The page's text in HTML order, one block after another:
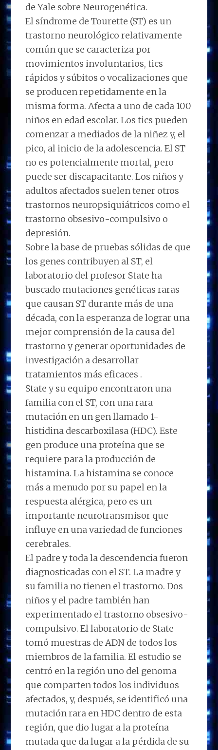
de Yale sobre Neurogenética.
El síndrome de Tourette (ST) es un
trastorno neurológico relativamente
común que se caracteriza por
movimientos involuntarios, tics
rápidos y súbitos o vocalizaciones que
se producen repetidamente en la
misma forma. Afecta a uno de cada 100
niños en edad escolar. Los tics pueden
comenzar a mediados de la niñez y, el
pico, al inicio de la adolescencia. El ST
no es potencialmente mortal, pero
puede ser discapacitante. Los niños y
adultos afectados suelen tener otros
trastornos neuropsiquiátricos como el
trastorno obsesivo-compulsivo o
depresión.
Sobre la base de pruebas sólidas de que
los genes contribuyen al ST, el
laboratorio del profesor State ha
buscado mutaciones genéticas raras
que causan ST durante más de una
década, con la esperanza de lograr una
mejor comprensión de la causa del
trastorno y generar oportunidades de
investigación a desarrollar
tratamientos más eficaces .
State y su equipo encontraron una
familia con el ST, con una rara
mutación en un gen llamado 1-
histidina descarboxilasa (HDC). Este
gen produce una proteína que se
requiere para la producción de
histamina. La histamina se conoce
más a menudo por su papel en la
respuesta alérgica, pero es un
importante neurotransmisor que
influye en una variedad de funciones
cerebrales.
El padre y toda la descendencia fueron
diagnosticadas con el ST. La madre y
su familia no tienen el trastorno. Dos
niños y el padre también han
experimentado el trastorno obsesivo-
compulsivo. El laboratorio de State
tomó muestras de ADN de todos los
miembros de la familia. El estudio se
centró en la región uno del genoma
que comparten todos los individuos
afectados, y, después, se identificó una
mutación rara en HDC dentro de esta
región, que dio lugar a la proteína
mutada que da lugar a la pérdida de su